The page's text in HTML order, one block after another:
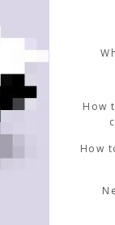
How
How